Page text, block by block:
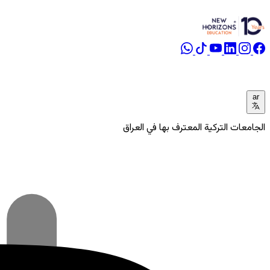
ar
الجامعات التركية المعترف بها في العراق